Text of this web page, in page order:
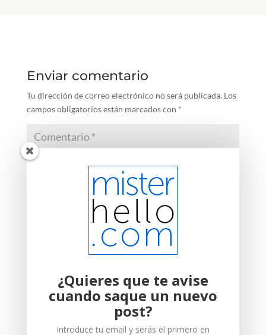
Enviar comentario
Tu dirección de correo electrónico no será publicada. Los
campos obligatorios están marcados con *
¿Quieres que te avise
cuando saque un nuevo
post?
Introduce tu email y serás el primero en